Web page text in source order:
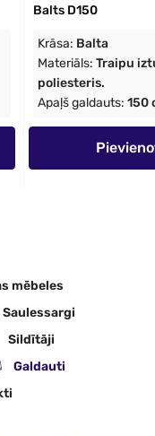
Balts D150
Krāsa: Balta
Materiāls: Traipu
poliesteris.
Apaļš galdauts: 150
mēbeles
Saulessargi
Sildītāji
Galdauti